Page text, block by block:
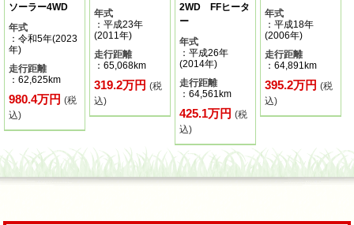
ソーラー4WD
年式
：令和5年(2023
年)
走行距離
：62,625km
980.4万円 (税
込)
年式
：平成23年
(2011年)
走行距離
：65,068km
319.2万円(税
込)
2WD FFヒータ
ー
年式
：平成26年
(2014年)
走行距離
：64,561km
425.1万円(税
込)
年式
：平成18年
(2006年)
走行距離
：64,891km
395.2万円(税
込)